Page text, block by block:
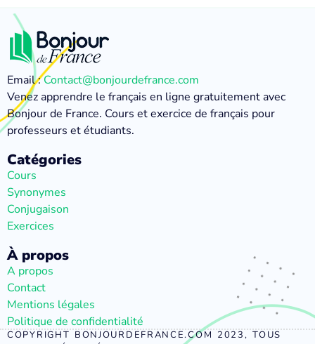
Email :Contact@bonjourdefrance.com
Venez apprendre le français en ligne gratuitement avec
Bonjour de France. Cours et exercice de français pour
professeurs et étudiants.
Catégories
Cours
Synonymes
Conjugaison
Exercices
À propos
A propos
Contact
Mentions légales
Politique de confidentialité
COPYRIGHT BONJOURDEFRANCE.COM 2023, TOUS